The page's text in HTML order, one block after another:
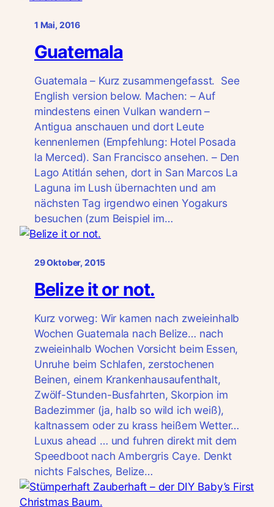
1 Mai, 2016
Guatemala
Guatemala – Kurz zusammengefasst. See
English version below. Machen: – Auf
mindestens einen Vulkan wandern –
Antigua anschauen und dort Leute
kennenlernen (Empfehlung: Hotel Posada
la Merced). San Francisco ansehen. – Den
Lago Atitlán sehen, dort in San Marcos La
Laguna im Lush übernachten und am
nächsten Tag irgendwo einen Yogakurs
besuchen (zum Beispiel im…
29 Oktober, 2015
Belize it or not.
Kurz vorweg: Wir kamen nach zweieinhalb
Wochen Guatemala nach Belize… nach
zweieinhalb Wochen Vorsicht beim Essen,
Unruhe beim Schlafen, zerstochenen
Beinen, einem Krankenhausaufenthalt,
Zwölf-Stunden-Busfahrten, Skorpion im
Badezimmer (ja, halb so wild ich weiß),
kaltnassem oder zu krass heißem Wetter…
Luxus ahead … und fuhren direkt mit dem
Speedboot nach Ambergris Caye. Denkt
nichts Falsches, Belize…